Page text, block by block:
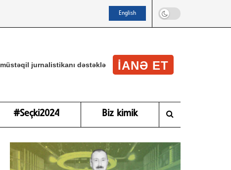
English
müstəqil jurnalistikanı dəstəklə IANƏ ET
#Seçki2024 Biz kimik